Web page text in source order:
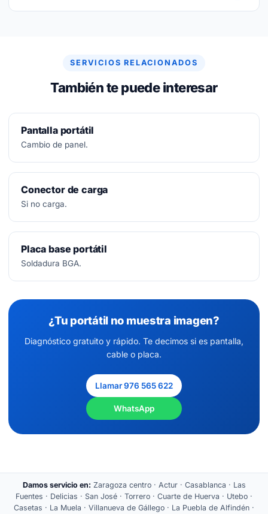
SERVICIOS RELACIONADOS
También te puede interesar
Pantalla portátil
Cambio de panel.
Conector de carga
Si no carga.
Placa base portátil
Soldadura BGA.
¿Tu portátil no muestra imagen?
Diagnóstico gratuito y rápido. Te decimos si es pantalla,
cable o placa.
Llamar 976 565 622
WhatsApp
Damos servicio en: Zaragoza centro · Actur · Casablanca · Las
Fuentes · Delicias · San José · Torrero · Cuarte de Huerva · Utebo ·
Casetas · La Muela · Villanueva de Gállego · La Puebla de Alfindén ·